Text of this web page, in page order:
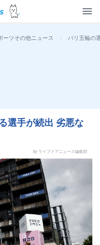
ーツその他ニュース > パリ五輪の
選手が続出 劣悪な
by ライブドアニュース編集部